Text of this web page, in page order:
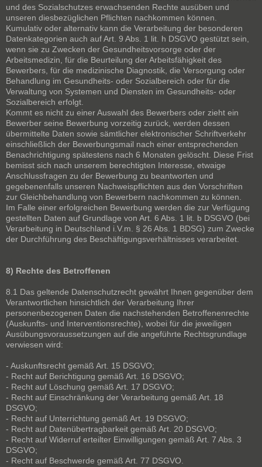
und des Sozialschutzes erwachsenden Rechte ausüben und
unseren diesbezüglichen Pflichten nachkommen können.
Kumulativ oder alternativ kann die Verarbeitung der besonderen
Datenkategorien auch auf Art. 9 Abs. 1 lit. h DSGVO gestützt sein,
wenn sie zu Zwecken der Gesundheitsvorsorge oder der
Arbeitsmedizin, für die Beurteilung der Arbeitsfähigkeit des
Bewerbers, für die medizinische Diagnostik, die Versorgung oder
Behandlung im Gesundheits- oder Sozialbereich oder für die
Verwaltung von Systemen und Diensten im Gesundheits- oder
Sozialbereich erfolgt.
Kommt es nicht zu einer Auswahl des Bewerbers oder zieht ein
Bewerber seine Bewerbung vorzeitig zurück, werden dessen
übermittelte Daten sowie sämtlicher elektronischer Schriftverkehr
einschließlich der Bewerbungsmail nach einer entsprechenden
Benachrichtigung spätestens nach 6 Monaten gelöscht. Diese Frist
bemisst sich nach unserem berechtigten Interesse, etwaige
Anschlussfragen zu der Bewerbung zu beantworten und
gegebenenfalls unseren Nachweispflichten aus den Vorschriften
zur Gleichbehandlung von Bewerbern nachkommen zu können.
Im Falle einer erfolgreichen Bewerbung werden die zur Verfügung
gestellten Daten auf Grundlage von Art. 6 Abs. 1 lit. b DSGVO (bei
Verarbeitung in Deutschland i.V.m. § 26 Abs. 1 BDSG) zum Zwecke
der Durchführung des Beschäftigungsverhältnisses verarbeitet.
8) Rechte des Betroffenen
8.1 Das geltende Datenschutzrecht gewährt Ihnen gegenüber dem
Verantwortlichen hinsichtlich der Verarbeitung Ihrer
personenbezogenen Daten die nachstehenden Betroffenenrechte
(Auskunfts- und Interventionsrechte), wobei für die jeweiligen
Ausübungsvoraussetzungen auf die angeführte Rechtsgrundlage
verwiesen wird:
- Auskunftsrecht gemäß Art. 15 DSGVO;
- Recht auf Berichtigung gemäß Art. 16 DSGVO;
- Recht auf Löschung gemäß Art. 17 DSGVO;
- Recht auf Einschränkung der Verarbeitung gemäß Art. 18
DSGVO;
- Recht auf Unterrichtung gemäß Art. 19 DSGVO;
- Recht auf Datenübertragbarkeit gemäß Art. 20 DSGVO;
- Recht auf Widerruf erteilter Einwilligungen gemäß Art. 7 Abs. 3
DSGVO;
- Recht auf Beschwerde gemäß Art. 77 DSGVO.